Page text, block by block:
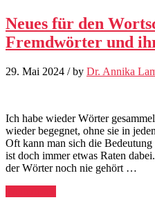
Neues für den
Fremdwörter und
29. Mai 2024 / by Dr. Annika
Ich habe wieder Wörter
wieder begegnet, ohne sie in
Oft kann man sich die Bedeutung
ist doch immer etwas Raten
der Wörter noch nie gehört …